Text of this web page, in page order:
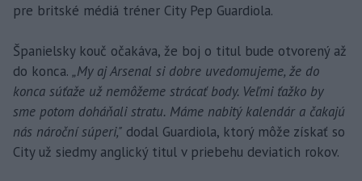
pre britské médiá tréner City Pep Guardiola.
Španielsky kouč očakáva, že boj o titul bude otvorený až
do konca. „My aj Arsenal si dobre uvedomujeme, že do
konca súťaže už nemôžeme strácať body. Veľmi ťažko by
sme potom doháňali stratu. Máme nabitý kalendár a čakajú
nás nároční súperi," dodal Guardiola, ktorý môže získať so
City už siedmy anglický titul v priebehu deviatich rokov.